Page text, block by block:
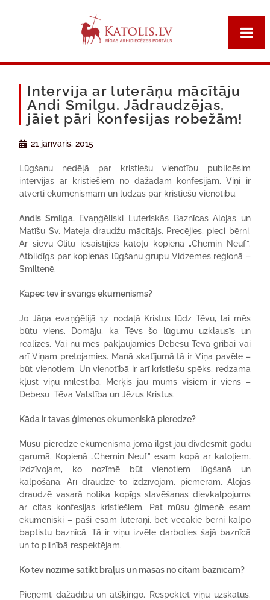
Intervija ar luterāņu mācītāju
Andi Smilgu. Jādraudzējas,
jāiet pāri konfesijas robežām!
21 janvāris, 2015
Lūgšanu nedēļā par kristiešu vienotību publicēsim
intervijas ar kristiešiem no dažādām konfesijām. Viņi ir
atvērti ekumenismam un lūdzas par kristiešu vienotību.
Andis Smilga, Evaņģēliski Luteriskās Baznīcas Alojas un
Matīšu Sv. Mateja draudžu mācītājs. Precējies, pieci bērni.
Ar sievu Olitu iesaistījies katoļu kopienā „Chemin Neuf”.
Atbildīgs par kopienas lūgšanu grupu Vidzemes reģionā –
Smiltenē.
Kāpēc tev ir svarīgs ekumenisms?
Jo Jāņa evaņģēlijā 17. nodaļā Kristus lūdz Tēvu, lai mēs
būtu viens. Domāju, ka Tēvs šo lūgumu uzklausīs un
realizēs. Vai nu mēs pakļaujamies Debesu Tēva gribai vai
arī Viņam pretojamies. Manā skatījumā tā ir Viņa pavēle –
būt vienotiem. Un vienotībā ir arī kristiešu spēks, redzama
kļūst viņu mīlestība. Mērķis jau mums visiem ir viens –
Debesu Tēva Valstība un Jēzus Kristus.
Kāda ir tavas ģimenes ekumeniskā pieredze?
Mūsu pieredze ekumenisma jomā ilgst jau divdesmit gadu
garumā. Kopienā „Chemin Neuf” esam kopā ar katoļiem,
izdzīvojam, ko nozīmē būt vienotiem lūgšanā un
kalpošanā. Arī draudzē to izdzīvojam, piemēram, Alojas
draudzē vasarā notika kopīgs slavēšanas dievkalpojums
ar citas konfesijas kristiešiem. Pat mūsu ģimenē esam
ekumeniski – paši esam luterāņi, bet vecākie bērni kalpo
baptistu baznīcā. Tā ir viņu izvēle darboties šajā baznīcā
un to pilnībā respektējam.
Ko tev nozīmē satikt brāļus un māsas no citām baznīcām?
Pieņemt dažādību un atšķirīgo. Respektēt viņu uzskatus.